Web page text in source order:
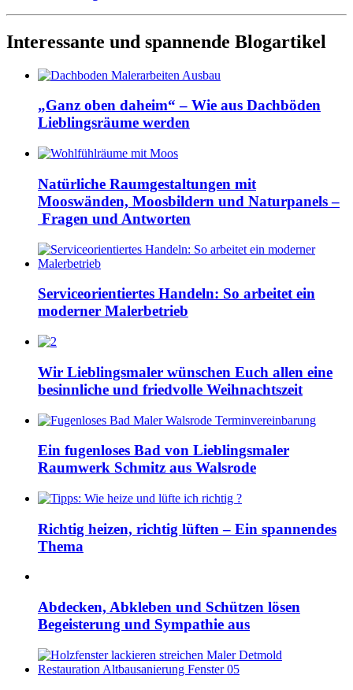
Interessante und spannende Blogartikel
„Ganz oben daheim“ – Wie aus Dachböden
Lieblingsräume werden
Natürliche Raumgestaltungen mit
Mooswänden, Moosbildern und Naturpanels –
Fragen und Antworten
Serviceorientiertes Handeln: So arbeitet ein
moderner Malerbetrieb
Wir Lieblingsmaler wünschen Euch allen eine
besinnliche und friedvolle Weihnachtszeit
Ein fugenloses Bad von Lieblingsmaler
Raumwerk Schmitz aus Walsrode
Richtig heizen, richtig lüften – Ein spannendes
Thema
Abdecken, Abkleben und Schützen lösen
Begeisterung und Sympathie aus